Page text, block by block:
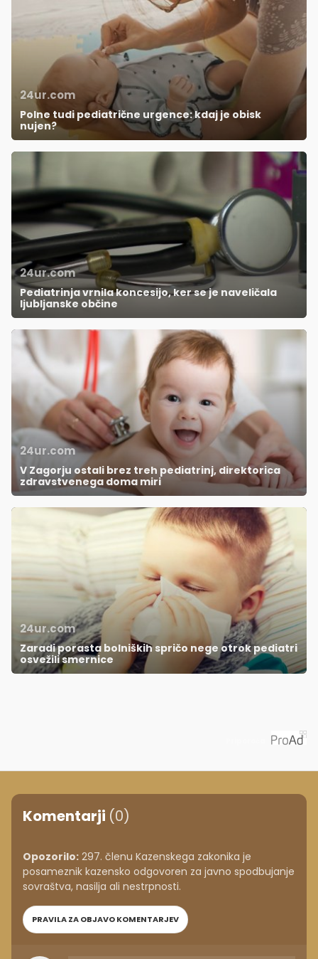
24ur.com
Polne tudi pediatrične urgence: kdaj je obisk
nujen?
24ur.com
Pediatrinja vrnila koncesijo, ker se je naveličala
ljubljanske občine
24ur.com
V Zagorju ostali brez treh pediatrinj, direktorica
zdravstvenega doma miri
24ur.com
Zaradi porasta bolniških spričo nege otrok pediatri
osvežili smernice
Komentarji (0)
Opozorilo: 297. členu Kazenskega zakonika je
posameznik kazensko odgovoren za javno spodbujanje
sovraštva, nasilja ali nestrpnosti.
PRAVILA ZA OBJAVO KOMENTARJEV